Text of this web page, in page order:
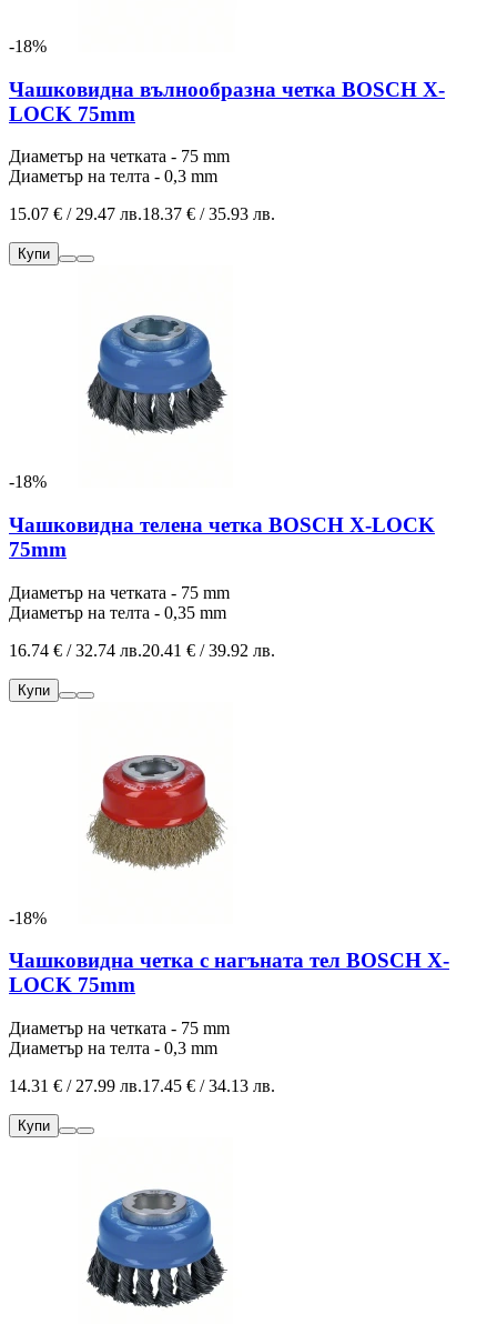
-18%
Чашковидна вълнообразна четка BOSCH X-
LOCK 75mm
Диаметър на четката - 75 mm
Диаметър на телта - 0,3 mm
15.07 € / 29.47 лв.18.37 € / 35.93 лв.
Купи
-18%
Чашковидна телена четка BOSCH X-LOCK
75mm
Диаметър на четката - 75 mm
Диаметър на телта - 0,35 mm
16.74 € / 32.74 лв.20.41 € / 39.92 лв.
Купи
-18%
Чашковидна четка с нагъната тел BOSCH X-
LOCK 75mm
Диаметър на четката - 75 mm
Диаметър на телта - 0,3 mm
14.31 € / 27.99 лв.17.45 € / 34.13 лв.
Купи